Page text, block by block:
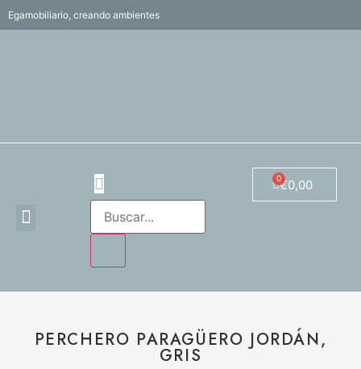
Egamobiliario, creando ambientes
€0,00
PERCHERO PARAGÜERO JORDÁN,
GRIS